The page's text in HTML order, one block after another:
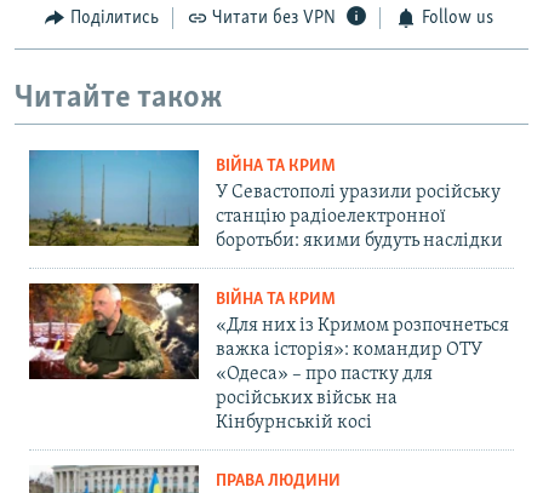
Поділитись Читати без VPN Follow us
Читайте також
ВІЙНА ТА КРИМ
У Севастополі уразили російську
станцію радіоелектронної
боротьби: якими будуть наслідки
ВІЙНА ТА КРИМ
«Для них із Кримом розпочнеться
важка історія»: командир ОТУ
«Одеса» – про пастку для
російських військ на
Кінбурнській косі
ПРАВА ЛЮДИНИ